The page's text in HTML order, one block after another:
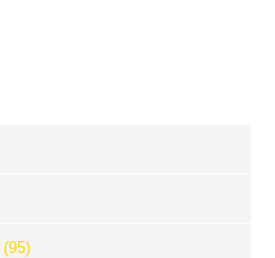
(95)